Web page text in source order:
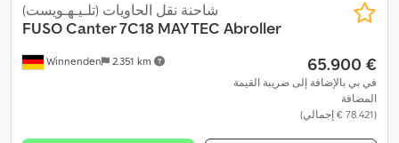
Winnenden 2.351 km
شاحنة نقل الحاويات (تلـيـهـويست)
FUSOCanter 7C18 MAYTEC Abroller
‏65.900 €
في بي بالإضافة إلى ضريبة القيمة
المضافة
(‏78.421 € إجمالي)